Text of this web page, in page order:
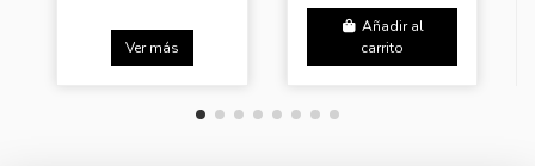
Ver más
Añadir al
carrito